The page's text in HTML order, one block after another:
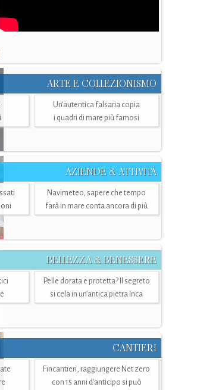
ARTE E COLLEZIONISMO
Un’autentica falsaria copia
i quadri di mare più famosi
AZIENDE & ATTIVITÀ
Navimeteo, sapere che tempo
farà in mare conta ancora di più
BELLEZZA & BENESSERE
Pelle dorata e protetta? Il segreto
si cela in un’antica pietra Inca
CANTIERI
Fincantieri, raggiungere Net zero
con 15 anni d'anticipo si può